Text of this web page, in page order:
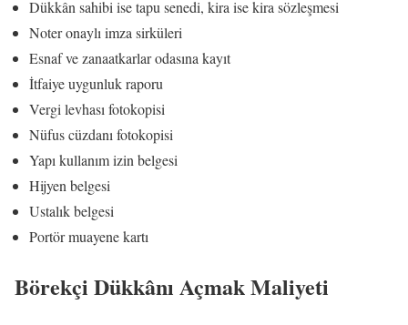
Dükkân sahibi ise tapu senedi, kira ise kira sözleşmesi
Noter onaylı imza sirküleri
Esnaf ve zanaatkarlar odasına kayıt
İtfaiye uygunluk raporu
Vergi levhası fotokopisi
Nüfus cüzdanı fotokopisi
Yapı kullanım izin belgesi
Hijyen belgesi
Ustalık belgesi
Portör muayene kartı
Börekçi Dükkânı Açmak Maliyeti